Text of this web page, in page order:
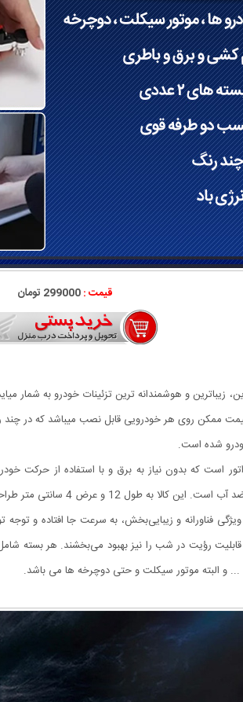
قیمت :299000 تومان
زیباترین و هوشمندانه ترین تزئینات خودرو به شمار
ممکن روی هر خودرویی قابل نصب میباشد که در
شده است.
خود چسب هایی دارد که به راحتی روی خودرو نصب میشوند.
فناورانه و زیبایی‌بخش، به سرعت جا افتاده و
... و البته موتور سیکلت و حتی دوچرخه ها می باشد.